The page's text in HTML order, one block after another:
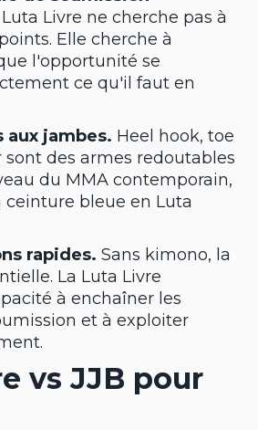
Luta Livre ne cherche pas à
Elle cherche à
l'opportunité se
ce qu'il faut en
aux jambes. Heel hook, toe
sont des armes redoutables
du MMA contemporain,
ceinture bleue en Luta
rapides. Sans kimono, la
La Luta Livre
à enchaîner les
et à exploiter
vs JJB pour